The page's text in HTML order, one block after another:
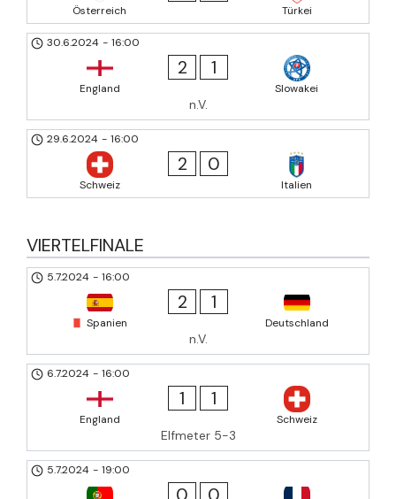
Österreich Türkei
30.6.2024 - 16:00
England
2 1
Slowakei
n.V.
29.6.2024 - 16:00
Schweiz
2 0
Italien
VIERTELFINALE
5.7.2024 - 16:00
Spanien
2 1
Deutschland
n.V.
6.7.2024 - 16:00
England
1 1
Schweiz
Elfmeter 5-3
5.7.2024 - 19:00
0 0